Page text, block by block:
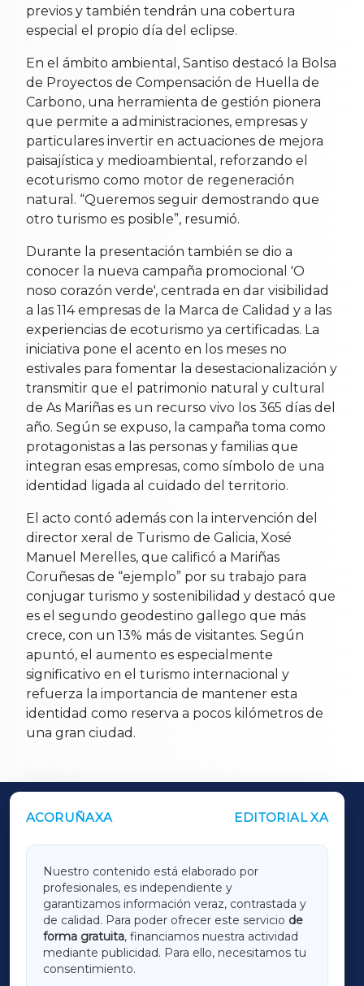
previos y también tendrán una cobertura
especial el propio día del eclipse.
En el ámbito ambiental, Santiso destacó la Bolsa
de Proyectos de Compensación de Huella de
Carbono, una herramienta de gestión pionera
que permite a administraciones, empresas y
particulares invertir en actuaciones de mejora
paisajística y medioambiental, reforzando el
ecoturismo como motor de regeneración
natural. “Queremos seguir demostrando que
otro turismo es posible”, resumió.
Durante la presentación también se dio a
conocer la nueva campaña promocional 'O
noso corazón verde', centrada en dar visibilidad
a las 114 empresas de la Marca de Calidad y a las
experiencias de ecoturismo ya certificadas. La
iniciativa pone el acento en los meses no
estivales para fomentar la desestacionalización y
transmitir que el patrimonio natural y cultural
de As Mariñas es un recurso vivo los 365 días del
año. Según se expuso, la campaña toma como
protagonistas a las personas y familias que
integran esas empresas, como símbolo de una
identidad ligada al cuidado del territorio.
El acto contó además con la intervención del
director xeral de Turismo de Galicia, Xosé
Manuel Merelles, que calificó a Mariñas
Coruñesas de “ejemplo” por su trabajo para
conjugar turismo y sostenibilidad y destacó que
es el segundo geodestino gallego que más
crece, con un 13% más de visitantes. Según
apuntó, el aumento es especialmente
significativo en el turismo internacional y
refuerza la importancia de mantener esta
identidad como reserva a pocos kilómetros de
una gran ciudad.
ACORUÑAXA EDITORIAL XA
Nuestro contenido está elaborado por
profesionales, es independiente y
garantizamos información veraz, contrastada y
de calidad. Para poder ofrecer este servicio de
forma gratuita, financiamos nuestra actividad
mediante publicidad. Para ello, necesitamos tu
consentimiento.
OUTROS PERIÓDICOS
LUGOXA
TERRACHAXA